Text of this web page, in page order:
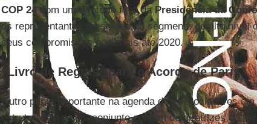
COP 24com um relatório final daPresidência da
os representantes presentes no segmento de alto nível
seus compromissos nacionais até 2020.
“Livro de Regras” para o Acordo de Paris
Outro ponto importante na agenda dos negociadores em
estruturação de um conjunto comum de diretrizes de